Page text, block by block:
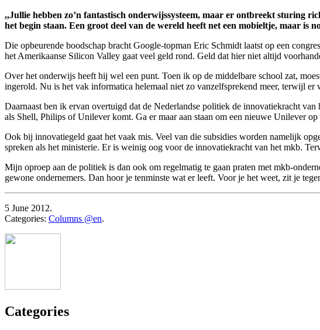
,,Jullie hebben zo’n fantastisch onderwijssysteem, maar er ontbreekt sturing
het begin staan. Een groot deel van de wereld heeft net een mobieltje, maar is
Die opbeurende boodschap bracht Google-topman Eric Schmidt laatst op een
het Amerikaanse Silicon Valley gaat veel geld rond. Geld dat hier niet altijd
Over het onderwijs heeft hij wel een punt. Toen ik op de middelbare school zat,
ingerold. Nu is het vak informatica helemaal niet zo vanzelfsprekend meer, terwijl er
Daarnaast ben ik ervan overtuigd dat de Nederlandse politiek de innovatiekracht
als Shell, Philips of Unilever komt. Ga er maar aan staan om een nieuwe Unilever
Ook bij innovatiegeld gaat het vaak mis. Veel van die subsidies worden namelijk
spreken als het ministerie. Er is weinig oog voor de innovatiekracht van het mkb.
Mijn oproep aan de politiek is dan ook om regelmatig te gaan praten met mkb-
gewone ondernemers. Dan hoor je tenminste wat er leeft. Voor je het weet, zit je
5 June 2012.
Categories: Columns @en.
Categories